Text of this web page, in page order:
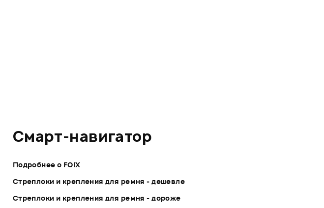
Смарт-навигатор
Подробнее о FOIX
Стреплоки и крепления для ремня - дешевле
Стреплоки и крепления для ремня - дороже